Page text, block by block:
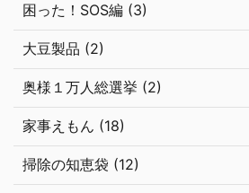
困った！SOS編 (3)
大豆製品 (2)
奥様１万人総選挙 (2)
家事えもん (18)
掃除の知恵袋 (12)